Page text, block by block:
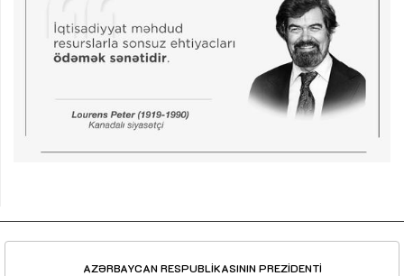
AZƏRBAYCAN RESPUBLİKASININ PREZİDENTİ